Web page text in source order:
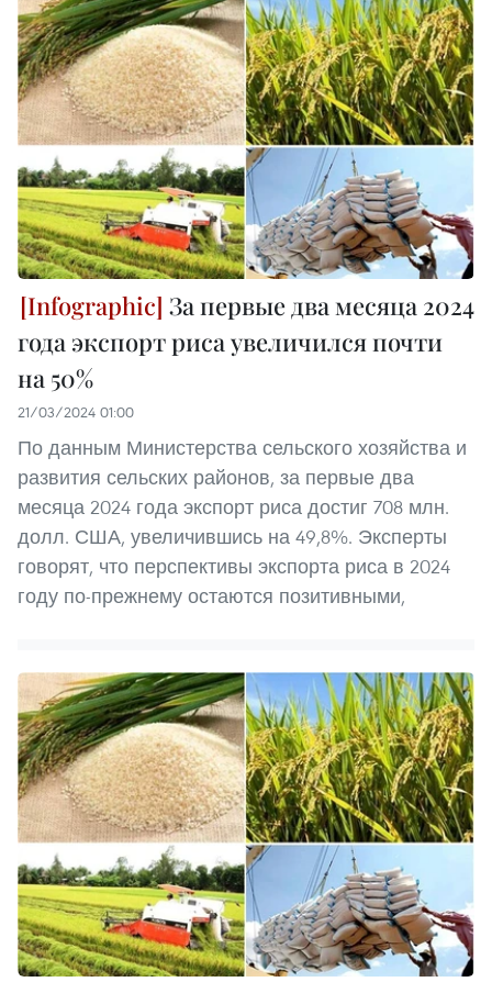
За первые два месяца 2024
года экспорт риса увеличился почти
на 50%
21/03/2024 01:00
По данным Министерства сельского хозяйства и
развития сельских районов, за первые два
месяца 2024 года экспорт риса достиг 708 млн.
долл. США, увеличившись на 49,8%. Эксперты
говорят, что перспективы экспорта риса в 2024
году по-прежнему остаются позитивными,